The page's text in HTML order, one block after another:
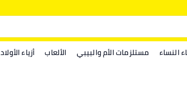
النساء مستلزمات الأم والبيبي الألعاب أزياء الأولاد